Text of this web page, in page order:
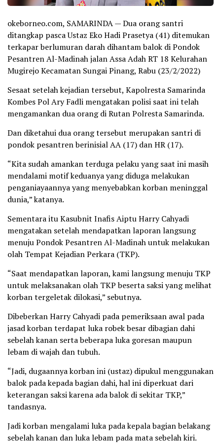
okeborneo.com, SAMARINDA — Dua orang santri
ditangkap pasca Ustaz Eko Hadi Prasetya (41) ditemukan
terkapar berlumuran darah dihantam balok di Pondok
Pesantren Al-Madinah jalan Assa Adah RT 18 Kelurahan
Mugirejo Kecamatan Sungai Pinang, Rabu (23/2/2022)
Sesaat setelah kejadian tersebut, Kapolresta Samarinda
Kombes Pol Ary Fadli mengatakan polisi saat ini telah
mengamankan dua orang di Rutan Polresta Samarinda.
Dan diketahui dua orang tersebut merupakan santri di
pondok pesantren berinisial AA (17) dan HR (17).
“Kita sudah amankan terduga pelaku yang saat ini masih
mendalami motif keduanya yang diduga melakukan
penganiayaannya yang menyebabkan korban meninggal
dunia,” katanya.
Sementara itu Kasubnit Inafis Aiptu Harry Cahyadi
mengatakan setelah mendapatkan laporan langsung
menuju Pondok Pesantren Al-Madinah untuk melakukan
olah Tempat Kejadian Perkara (TKP).
“Saat mendapatkan laporan, kami langsung menuju TKP
untuk melaksanakan olah TKP beserta saksi yang melihat
korban tergeletak dilokasi,” sebutnya.
Dibeberkan Harry Cahyadi pada pemeriksaan awal pada
jasad korban terdapat luka robek besar dibagian dahi
sebelah kanan serta beberapa luka goresan maupun
lebam di wajah dan tubuh.
“Jadi, dugaannya korban ini (ustaz) dipukul menggunakan
balok pada kepada bagian dahi, hal ini diperkuat dari
keterangan saksi karena ada balok di sekitar TKP,”
tandasnya.
Jadi korban mengalami luka pada kepala bagian belakang
sebelah kanan dan luka lebam pada mata sebelah kiri.